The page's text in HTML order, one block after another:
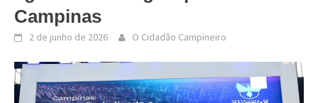
Campinas
2 de junho de 2026 O Cidadão Campineiro